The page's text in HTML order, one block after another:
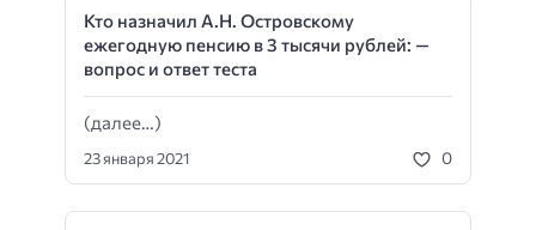
Кто назначил А.Н. Островскому
ежегодную пенсию в 3 тысячи рублей: —
вопрос и ответ теста
(далее…)
23 января 2021 0